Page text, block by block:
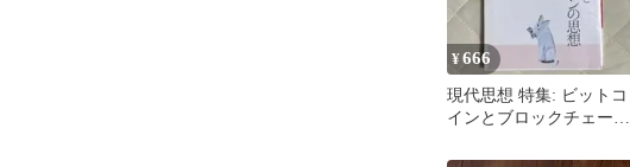
¥666
現代思想 特集: ビットコ
インとブロックチェーン
ゆくえ